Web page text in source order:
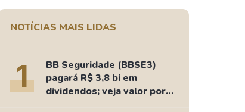
Dividendos
Ideias
NOTÍCIAS MAIS LIDAS
1
BB Seguridade (BBSE3)
pagará R$ 3,8 bi em
dividendos; veja valor por
ação